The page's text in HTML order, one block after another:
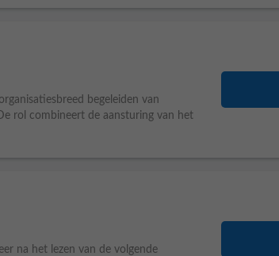
begeleiden van
rol combineert de aansturing van het
na het lezen van de volgende